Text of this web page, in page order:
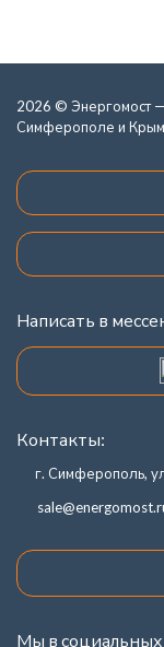
2026 © Энергомост —
Симферополе и
Написать в
Контакты:
г. Симферополь,
Мы в социальных